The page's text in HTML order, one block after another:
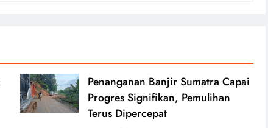
Penanganan Banjir Sumatra Capai
Progres Signifikan, Pemulihan
Terus Dipercepat